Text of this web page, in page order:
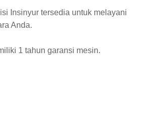
Insinyur tersedia untuk melayani
Anda.
1 tahun garansi mesin.